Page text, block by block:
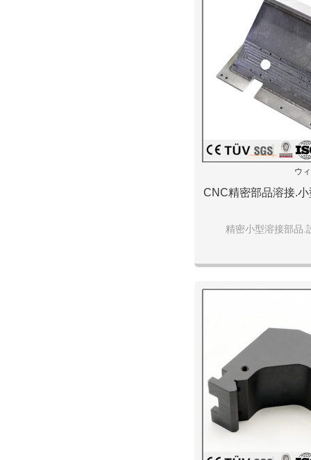
ウ
CNC精密部品溶接.
精密小型溶接部品.